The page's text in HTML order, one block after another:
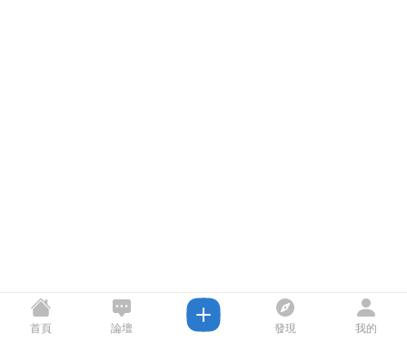
首頁 論壇 發現 我的